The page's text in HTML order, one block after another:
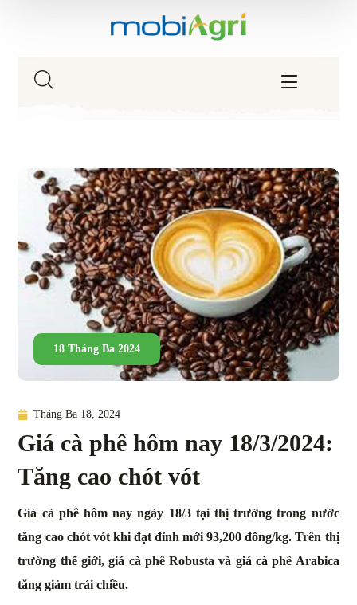
18 Tháng Ba 2024
Tháng Ba 18, 2024
Giá cà phê hôm nay 18/3/2024:
Tăng cao chót vót
Giá cà phê hôm nay ngày 18/3 tại thị trường trong nước
tăng cao chót vót khi đạt đỉnh mới 93,200 đồng/kg. Trên thị
trường thế giới, giá cà phê Robusta và giá cà phê Arabica
tăng giảm trái chiều.